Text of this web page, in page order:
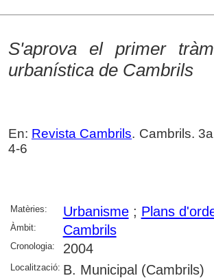
S'aprova el primer
urbanística de Cambrils
En: Revista Cambrils. Cambrils.
4-6
Matèries: Urbanisme; Plans
Àmbit: Cambrils
Cronologia: 2004
Localització: B. Municipal (Cambrils)